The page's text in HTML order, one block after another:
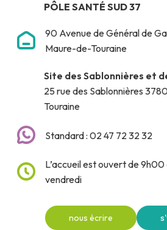
PÔLE SANTÉ SUD 37
90 Avenue de Général de
Maure-de-Touraine
Site des Sablonnières et
25 rue des Sablonnières
Touraine
Standard : 02 47 72 32 32
L’accueil est ouvert de 9h00
vendredi
nous écrire